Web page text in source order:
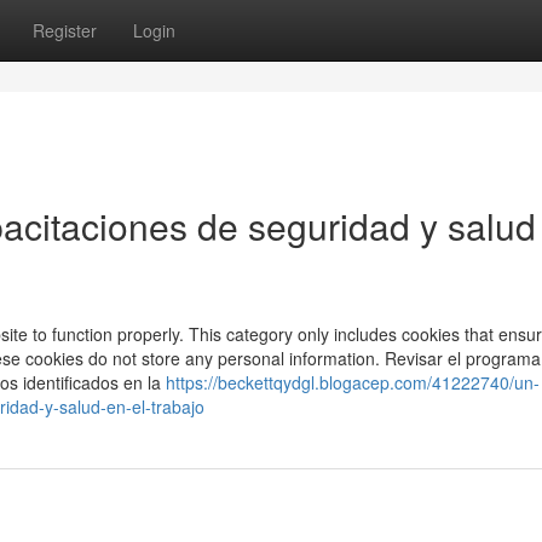
Register Login
de seguridad y
to function properly. This category only includes cookies that
cookies do not store any personal information. Revisar el
identificados en la https://beckettqydgl.blogacep.com/41222740/un-
y-salud-en-el-trabajo